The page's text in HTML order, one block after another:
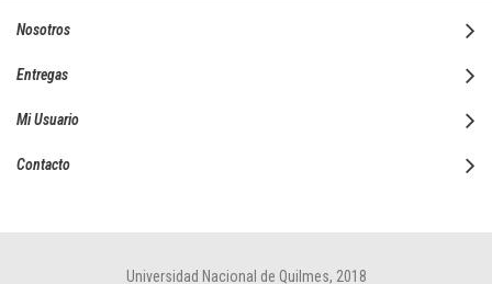
Nosotros
Entregas
Mi Usuario
Contacto
Universidad Nacional de Quilmes, 2018